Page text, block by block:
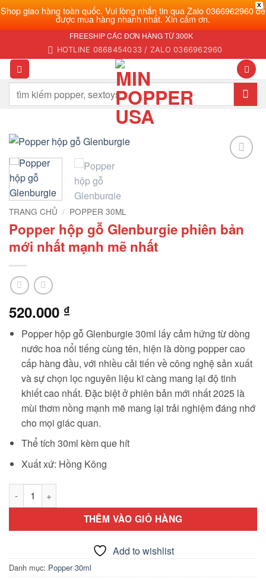
X
Shop giao hàng toàn quốc. Vui lòng nhắn tin qua Zalo 0366962960 để
được mua hàng nhanh nhất. Xin cảm ơn.
nội
dung
FREESHIP CÁC ĐƠN HÀNG TỪ 300K
HOTLINE 0868454033 / ZALO 0366962960
Tìm
kiếm:
TRANG CHỦ / POPPER 30ML
Popper hộp gỗ Glenburgie phiên bản
mới nhất mạnh mẽ nhất
520.000 ₫
Popper hộp gỗ Glenburgie 30ml lấy cảm hứng từ dòng
nước hoa nổi tiếng cùng tên, hiện là dòng popper cao
cấp hàng đầu, với nhiều cải tiến về công nghệ sản xuất
và sự chọn lọc nguyên liệu kĩ càng mang lại độ tinh
khiết cao nhất. Đặc biệt ở phiên bản mới nhất 2025 là
mùi thơm nồng mạnh mẽ mang lại trải nghiệm đáng nhớ
cho mọi giác quan.
Thể tích 30ml kèm que hít
Xuất xứ: Hồng Kông
THÊM VÀO GIỎ HÀNG
Add to wishlist
Danh mục: Popper 30ml